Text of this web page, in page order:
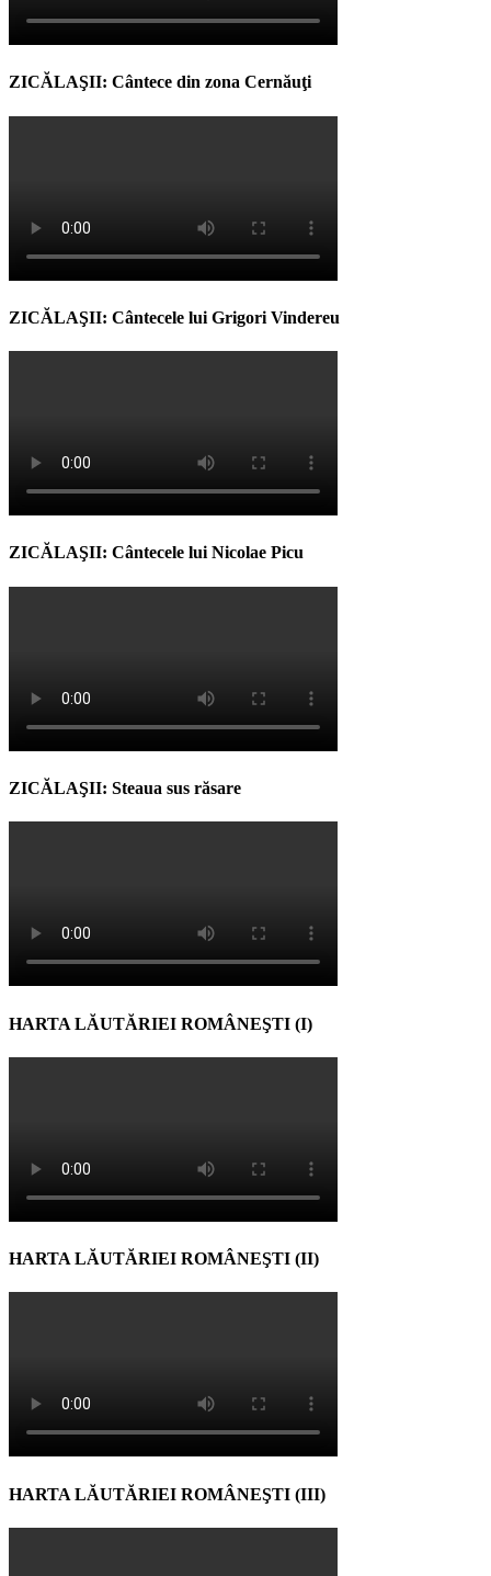
ZICĂLAŞII: Cântece din zona Cernăuţi
ZICĂLAŞII: Cântecele lui Grigori Vindereu
ZICĂLAŞII: Cântecele lui Nicolae Picu
ZICĂLAŞII: Steaua sus răsare
HARTA LĂUTĂRIEI ROMÂNEŞTI (I)
HARTA LĂUTĂRIEI ROMÂNEŞTI (II)
HARTA LĂUTĂRIEI ROMÂNEŞTI (III)